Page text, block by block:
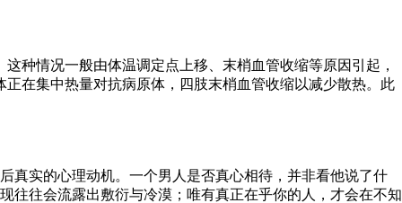
种情况一般由体温调定点上移、末梢血管收缩等原因引起，
在集中热量对抗病原体，四肢末梢血管收缩以减少散热。此
真实的心理动机。一个男人是否真心相待，并非看他说了什
往往会流露出敷衍与冷漠；唯有真正在乎你的人，才会在不知